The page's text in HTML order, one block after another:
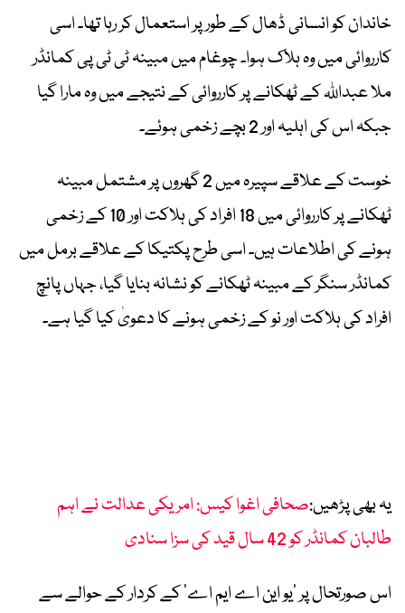
خاندان کو انسانی ڈھال کے طور پر استعمال کر رہا تھا۔ اسی
کارروائی میں وہ ہلاک ہوا۔ چوغام میں مبینہ ٹی ٹی پی کمانڈر
ملا عبداللہ کے ٹھکانے پر کارروائی کے نتیجے میں وہ مارا گیا
جبکہ اس کی اہلیہ اور 2 بچے زخمی ہوئے۔
خوست کے علاقے سپیرہ میں 2 گھروں پر مشتمل مبینہ
ٹھکانے پر کارروائی میں 18 افراد کی ہلاکت اور 10 کے زخمی
ہونے کی اطلاعات ہیں۔ اسی طرح پکتیکا کے علاقے برمل میں
کمانڈر سنگر کے مبینہ ٹھکانے کو نشانہ بنایا گیا، جہاں پانچ
افراد کی ہلاکت اور نو کے زخمی ہونے کا دعویٰ کیا گیا ہے۔
یہ بھی پڑھیں:صحافی اغوا کیس: امریکی عدالت نے اہم
طالبان کمانڈر کو 42 سال قید کی سزا سنادی
اس صورتحال پر ’یو این اے ایم اے‘ کے کردار کے حوالے سے